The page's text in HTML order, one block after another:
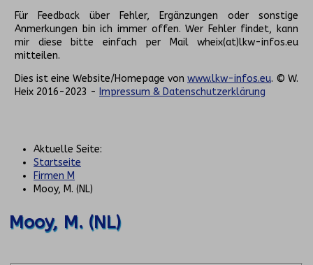
Für Feedback über Fehler, Ergänzungen oder sonstige
Anmerkungen bin ich immer offen. Wer Fehler findet, kann
mir diese bitte einfach per Mail wheix(at)lkw-infos.eu
mitteilen.
Dies ist eine Website/Homepage von www.lkw-infos.eu. © W.
Heix 2016-2023 - Impressum & Datenschutzerklärung
Aktuelle Seite:
Startseite
Firmen M
Mooy, M. (NL)
Mooy, M. (NL)